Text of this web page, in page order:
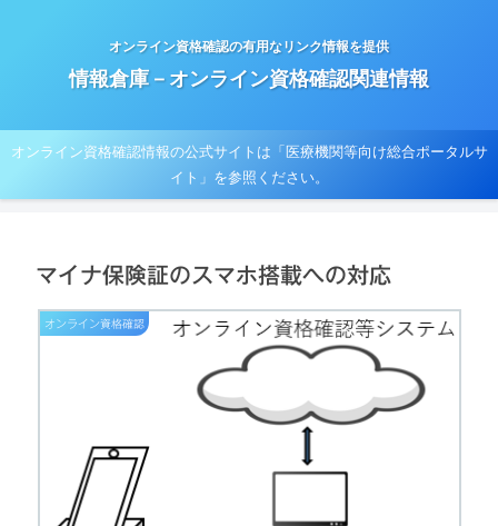
オンライン資格確認の有用なリンク情報を提供
情報倉庫－オンライン資格確認関連情報
オンライン資格確認情報の公式サイトは「医療機関等向け総合ポータルサ
イト」を参照ください。
マイナ保険証のスマホ搭載への対応
オンライン資格確認